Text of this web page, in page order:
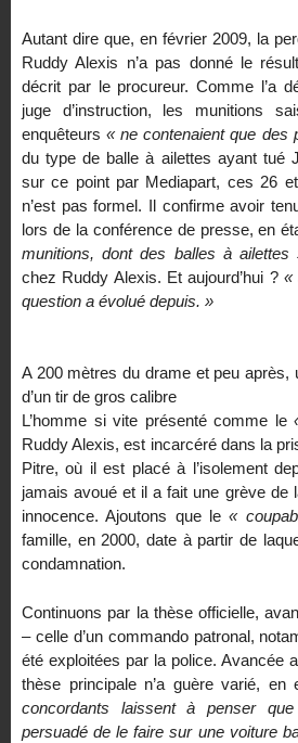
Autant dire que, en février 2009, la
Ruddy Alexis n’a pas donné le
décrit par le procureur. Comme l’a
juge d’instruction, les munitions
enquêteurs« ne contenaient que des
du type de balle à ailettes ayant tué
sur ce point par Mediapart, ces 26
n’est pas formel. Il confirme avoir
lors de la conférence de presse, en
munitions, dont des balles à ailettes
chez Ruddy Alexis. Et aujourd’hui ? «
question a évolué depuis. »
A 200 mètres du drame et peu après,
d’un tir de gros calibre
L’homme si vite présenté comme le
Ruddy Alexis, est incarcéré dans la
Pitre, où il est placé à l’isolement
jamais avoué et il a fait une grève de
innocence. Ajoutons que le«
famille, en 2000, date à partir de
condamnation.
Continuons par la thèse officielle,
– celle d’un commando patronal,
été exploitées par la police. Avancée
thèse principale n’a guère varié, en
concordants laissent à penser
persuadé de le faire sur une voiture